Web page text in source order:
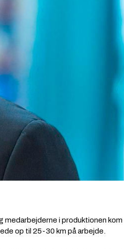
i produktionen kom
op til 25-30 km på arbejde.